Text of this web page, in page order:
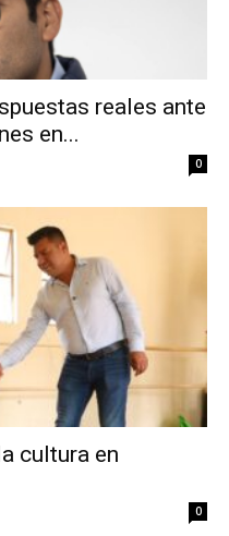
reales ante
en...
0
cultura en
0